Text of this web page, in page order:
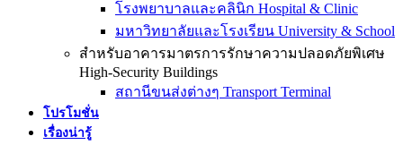
โรงพยาบาลและคลินิก Hospital & Clinic
มหาวิทยาลัยและโรงเรียน University & School
สำหรับอาคารมาตรการรักษาความปลอดภัยพิเศษ
High-Security Buildings
สถานีขนส่งต่างๆ Transport Terminal
โปรโมชั่น
เรื่องน่ารู้